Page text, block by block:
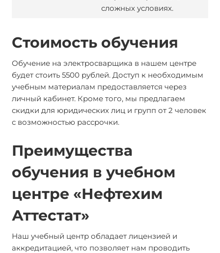
сложных условиях.
Стоимость обучения
Обучение на электросварщика в нашем центре
будет стоить 5500 рублей. Доступ к необходимым
учебным материалам предоставляется через
личный кабинет. Кроме того, мы предлагаем
скидки для юридических лиц и групп от 2 человек
с возможностью рассрочки.
Преимущества
обучения в учебном
центре «Нефтехим
Аттестат»
Наш учебный центр обладает лицензией и
аккредитацией, что позволяет нам проводить